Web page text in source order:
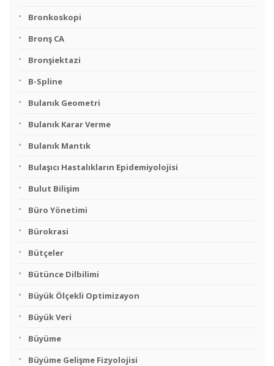
Bronkoskopi
Bronş CA
Bronşiektazi
B-Spline
Bulanık Geometri
Bulanık Karar Verme
Bulanık Mantık
Bulaşıcı Hastalıkların Epidemiyolojisi
Bulut Bilişim
Büro Yönetimi
Bürokrasi
Bütçeler
Bütünce Dilbilimi
Büyük Ölçekli Optimizayon
Büyük Veri
Büyüme
Büyüme Gelişme Fizyolojisi